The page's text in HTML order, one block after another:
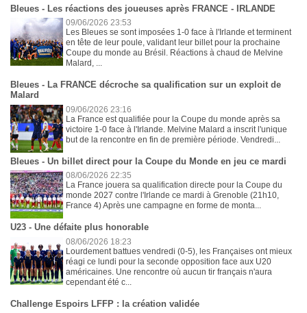
Bleues - Les réactions des joueuses après FRANCE - IRLANDE
09/06/2026 23:53
Les Bleues se sont imposées 1-0 face à l'Irlande et terminent
en tête de leur poule, validant leur billet pour la prochaine
Coupe du monde au Brésil. Réactions à chaud de Melvine
Malard, ...
Bleues - La FRANCE décroche sa qualification sur un exploit de
Malard
09/06/2026 23:16
La France est qualifiée pour la Coupe du monde après sa
victoire 1-0 face à l'Irlande. Melvine Malard a inscrit l'unique
but de la rencontre en fin de première période. Vendredi...
Bleues - Un billet direct pour la Coupe du Monde en jeu ce mardi
08/06/2026 22:35
La France jouera sa qualification directe pour la Coupe du
monde 2027 contre l'Irlande ce mardi à Grenoble (21h10,
France 4) Après une campagne en forme de monta...
U23 - Une défaite plus honorable
08/06/2026 18:23
Lourdement battues vendredi (0-5), les Françaises ont mieux
réagi ce lundi pour la seconde opposition face aux U20
américaines. Une rencontre où aucun tir français n'aura
cependant été c...
Challenge Espoirs LFFP : la création validée